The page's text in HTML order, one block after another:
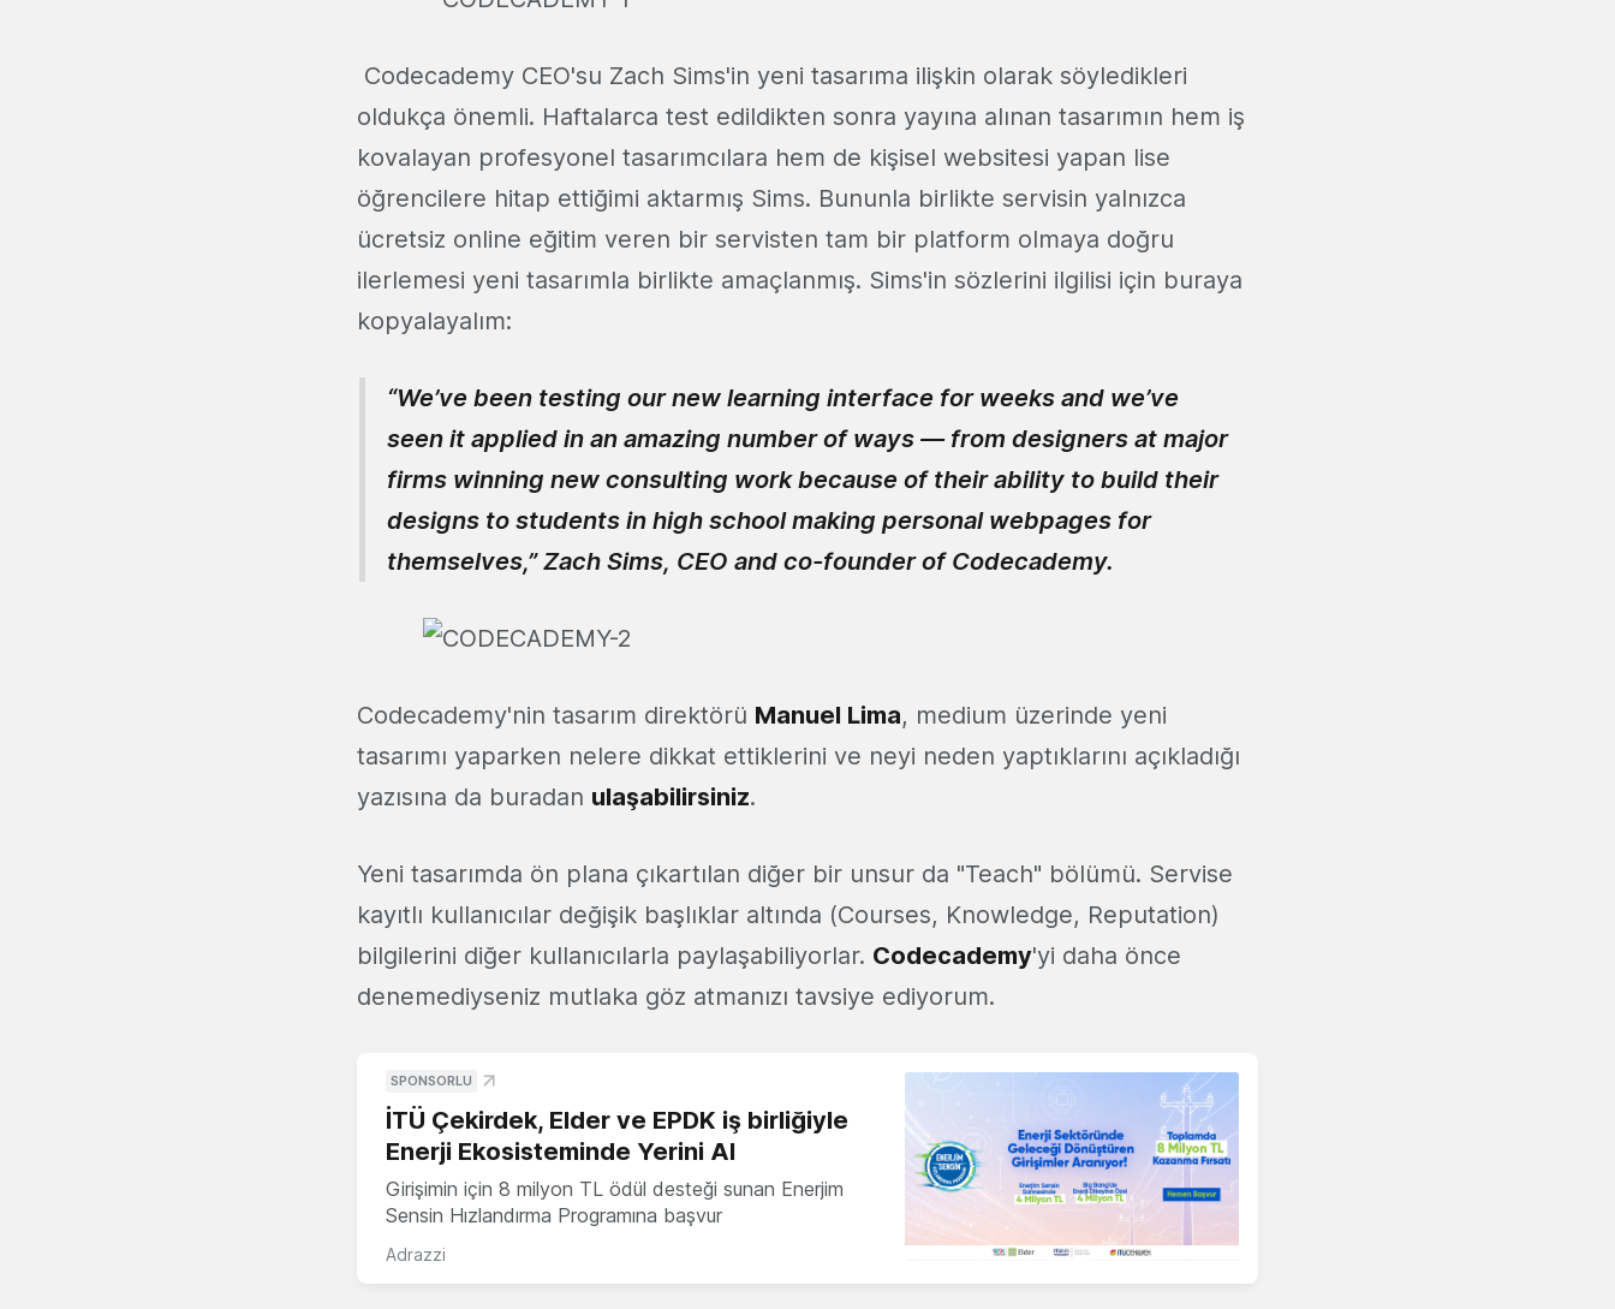
Codecademy CEO'su Zach Sims'in yeni tasarıma ilişkin olarak söyledikleri
oldukça önemli. Haftalarca test edildikten sonra yayına alınan tasarımın hem iş
kovalayan profesyonel tasarımcılara hem de kişisel websitesi yapan lise
öğrencilere hitap ettiğimi aktarmış Sims. Bununla birlikte servisin yalnızca
ücretsiz online eğitim veren bir servisten tam bir platform olmaya doğru
ilerlemesi yeni tasarımla birlikte amaçlanmış. Sims'in sözlerini ilgilisi için buraya
kopyalayalım:
“We’ve been testing our new learning interface for weeks and we’ve
seen it applied in an amazing number of ways — from designers at major
firms winning new consulting work because of their ability to build their
designs to students in high school making personal webpages for
themselves,” Zach Sims, CEO and co-founder of Codecademy.
Codecademy'nin tasarım direktörü Manuel Lima, medium üzerinde yeni
tasarımı yaparken nelere dikkat ettiklerini ve neyi neden yaptıklarını açıkladığı
yazısına da buradan ulaşabilirsiniz.
Yeni tasarımda ön plana çıkartılan diğer bir unsur da "Teach" bölümü. Servise
kayıtlı kullanıcılar değişik başlıklar altında (Courses, Knowledge, Reputation)
bilgilerini diğer kullanıcılarla paylaşabiliyorlar. Codecademy'yi daha önce
denemediyseniz mutlaka göz atmanızı tavsiye ediyorum.
SPONSORLU
İTÜ Çekirdek, Elder ve EPDK iş birliğiyle
Enerji Ekosisteminde Yerini Al
Girişimin için 8 milyon TL ödül desteği sunan Enerjim
Sensin Hızlandırma Programına başvur
Adrazzi